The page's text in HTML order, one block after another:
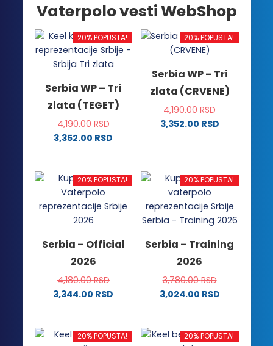
Vaterpolo vesti WebShop
20% POPUSTA!
Serbia WP – Tri
zlata (TEGET)
4,190.00RSD
3,352.00 RSD
ima
više
varijanti.
Opcije
biti
izabrane
na
stranici
20% POPUSTA!
Serbia WP – Tri
zlata (CRVENE)
4,190.00RSD
3,352.00 RSD
više
varijanti.
Opcije
mogu
izabrane
na
stranici
proizvoda.
20% POPUSTA!
Serbia – Official
2026
4,180.00RSD
3,344.00 RSD
ima
20% POPUSTA!
Serbia – Training
2026
3,780.00RSD
3,024.00 RSD
ima
20% POPUSTA! 20% POPUSTA!